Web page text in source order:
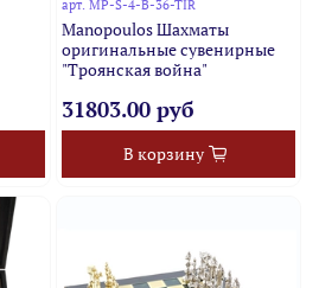
арт. MP-S-4-B-36-TIR
Manopoulos Шахматы
оригинальные сувенирные
"Троянская война"
31803.00 руб
В корзину